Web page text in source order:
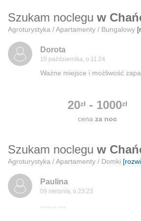
Szukam noclegu w
Agroturystyka / Apartamenty / Bungalowy
Dorota
10 października, o 11:24
Ważne miejsce i możliwość
20zł- 1000zł
cena za noc
Szukam noclegu w
Agroturystyka / Apartamenty / Domki
Paulina
09 sierpnia, o 23:23